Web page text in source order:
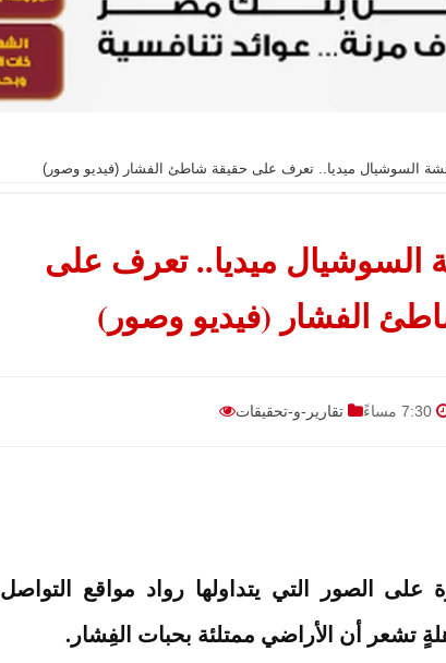
السوشيال ميديا.. تعرف على حقيقة شاطئ الفشار (فيديو وصور)
السوشيال ميديا.. تعرف على
الفشار (فيديو وصور)
تقارير-و-تحقيقات
الصور التي يتداولها رواد مواقع التواصل
تشعر أن الأراضي ممتلئة بحبات الفِشار.